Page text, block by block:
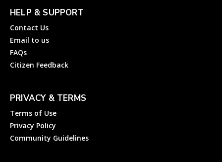
HELP & SUPPORT
Contact Us
Email to us
FAQs
Citizen Feedback
PRIVACY & TERMS
Terms of Use
Privacy Policy
Community Guidelines